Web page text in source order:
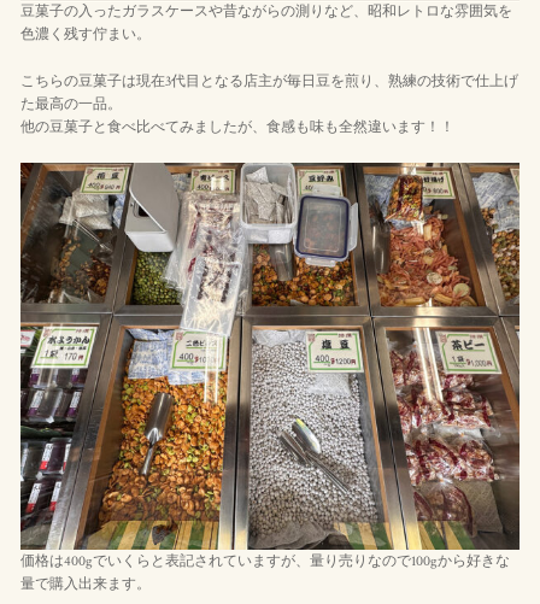
豆菓子の入ったガラスケースや昔ながらの測りなど、昭和レトロな雰囲気を
色濃く残す佇まい。
こちらの豆菓子は現在3代目となる店主が毎日豆を煎り、熟練の技術で仕上げ
た最高の一品。
他の豆菓子と食べ比べてみましたが、食感も味も全然違います！！
価格は400gでいくらと表記されていますが、量り売りなので100gから好きな
量で購入出来ます。